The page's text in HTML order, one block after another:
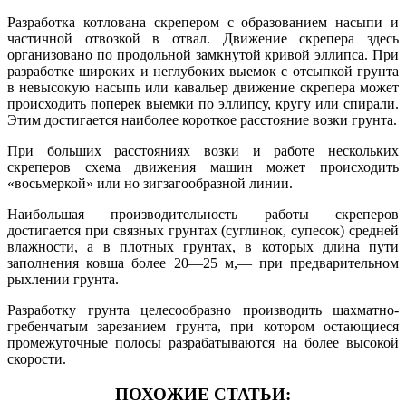
Разработка котлована скрепером с образованием насыпи и
частичной отвозкой в отвал. Движение скрепера здесь
организовано по продольной замкнутой кривой эллипса. При
разработке широких и неглубоких выемок с отсыпкой грунта
в невысокую насыпь или кавальер движение скрепера может
происходить поперек выемки по эллипсу, кругу или спирали.
Этим достигается наиболее короткое расстояние возки грунта.
При больших расстояниях возки и работе нескольких
скреперов схема движения машин может происходить
«восьмеркой» или но зигзагообразной линии.
Наибольшая производительность работы скреперов
достигается при связных грунтах (суглинок, супесок) средней
влажности, а в плотных грунтах, в которых длина пути
заполнения ковша более 20—25 м,— при предварительном
рыхлении грунта.
Разработку грунта целесообразно производить шахматно-
гребенчатым зарезанием грунта, при котором остающиеся
промежуточные полосы разрабатываются на более высокой
скорости.
ПОХОЖИЕ СТАТЬИ: